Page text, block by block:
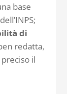
base
di
redatta,
il